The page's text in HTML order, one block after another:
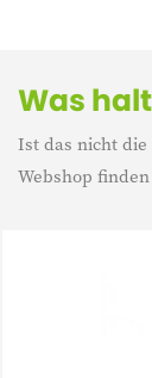
Was
Ist das nicht die
Webshop